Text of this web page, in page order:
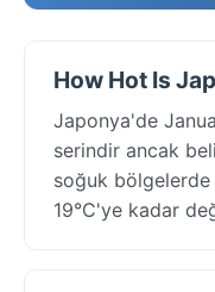
How Hot Is
Japonya'de
serindir ancak
soğuk bölgelerde
19°C'ye kadar